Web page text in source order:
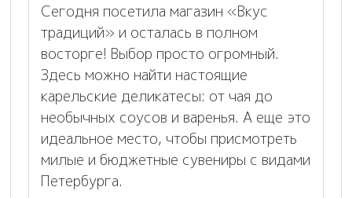
Сегодня посетила магазин «Вкус
традиций» и осталась в полном
восторге! Выбор просто огромный.
Здесь можно найти настоящие
карельские деликатесы: от чая до
необычных соусов и варенья. А еще это
идеальное место, чтобы присмотреть
милые и бюджетные сувениры с видами
Петербурга.